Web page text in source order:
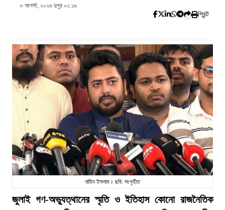
৮ আগস্ট, ২০২৬ দুপুর ০২:১৬
প্রিন্ট
নাহিদ ইসলাম। ছবি: সংগৃহীত
জুলাই গণ-অভ্যুত্থানের স্মৃতি ও ইতিহাস কোনো রাজনৈতিক